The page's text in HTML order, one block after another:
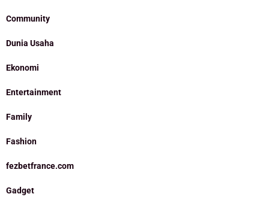
Community
Dunia Usaha
Ekonomi
Entertainment
Family
Fashion
fezbetfrance.com
Gadget